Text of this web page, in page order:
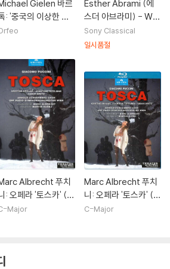
Gielen 바르
: '중국의 이상한 관
', 바이올린 협주곡 2
Violin Concerto No.
Esther Abrami (에
스더 아브라미) - Wo
men [레드 컬러 2LP]
Sony Classical
일시품절
Albrecht 푸치
: 오페라 '토스카' (P
Tosca)
Major
Marc Albrecht 푸치
니: 오페라 '토스카' (P
uccini: Tosca)
C-Major